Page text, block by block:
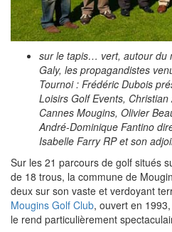
sur le tapis… vert, autour du
Galy, les propagandistes
Tournoi : Frédéric Dubois
Loisirs Golf Events,
Cannes Mougins, Olivier
André-Dominique Fantino
Isabelle Farry RP et son
Sur les 21 parcours de golf situés
de 18 trous, la commune de
deux sur son vaste et verdoyant
Mougins Golf Club, ouvert en
le rend particulièrement